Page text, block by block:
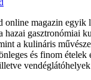
online magazin egyik
hazai gasztronómiai
a kulináris
és finom ételek